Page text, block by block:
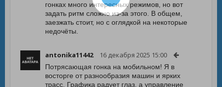
гонках много интересных режимов, но вот
задать ритм сложно из-за этого. В общем,
заезжать стоит, но с оглядкой на некоторые
недочёты.
antonika11442 16 декабря 2025 15:00
Потрясающая гонка на мобильном! Я в
восторге от разнообразия машин и ярких
трасс. Графика радует глаз, а управление